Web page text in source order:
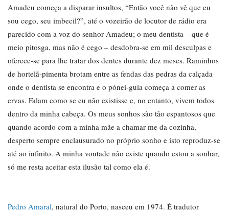
Amadeu começa a disparar insultos, “Então você não vê que eu
sou cego, seu imbecil?”, até o vozeirão de locutor de rádio era
parecido com a voz do senhor Amadeu; o meu dentista – que é
meio pitosga, mas não é cego – desdobra-se em mil desculpas e
oferece-se para lhe tratar dos dentes durante dez meses. Raminhos
de hortelã-pimenta brotam entre as fendas das pedras da calçada
onde o dentista se encontra e o pónei-guia começa a comer as
ervas. Falam como se eu não existisse e, no entanto, vivem todos
dentro da minha cabeça. Os meus sonhos são tão espantosos que
quando acordo com a minha mãe a chamar-me da cozinha,
desperto sempre enclausurado no próprio sonho e isto reproduz-se
até ao infinito. A minha vontade não existe quando estou a sonhar,
só me resta aceitar esta ilusão tal como ela é.
Pedro Amaral, natural do Porto, nasceu em 1974. É tradutor